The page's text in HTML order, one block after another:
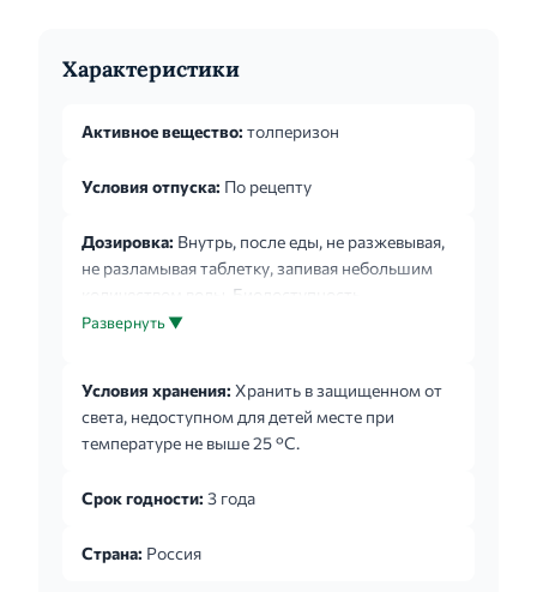
Характеристики
Активное вещество: толперизон
Условия отпуска: По рецепту
Дозировка: Внутрь, после еды, не разжевывая,
не разламывая таблетку, запивая небольшим
количеством воды. Биодоступность
толперизона снижается при приеме натощак.
почечной недостаточностью. Опыт применения
толперизона у пациентов с почечной
недостаточностью ограничен, у данной
нежелательные реакции. Поэтому у пациентов с
необходимо проводить подб...
Развернуть ▼
Условия хранения: Хранить в защищенном от
света, недоступном для детей месте при
температуре не выше 25 °С.
Срок годности: 3 года
Страна: Россия